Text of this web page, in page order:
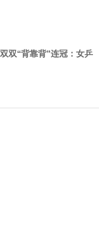
双双“背靠背”连冠：女乒